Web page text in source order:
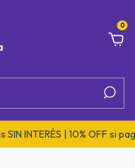
0
INTERÉS | 10% OFF si